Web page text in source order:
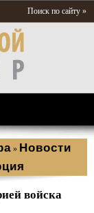
Поиск по сайту »
» Новости
войска